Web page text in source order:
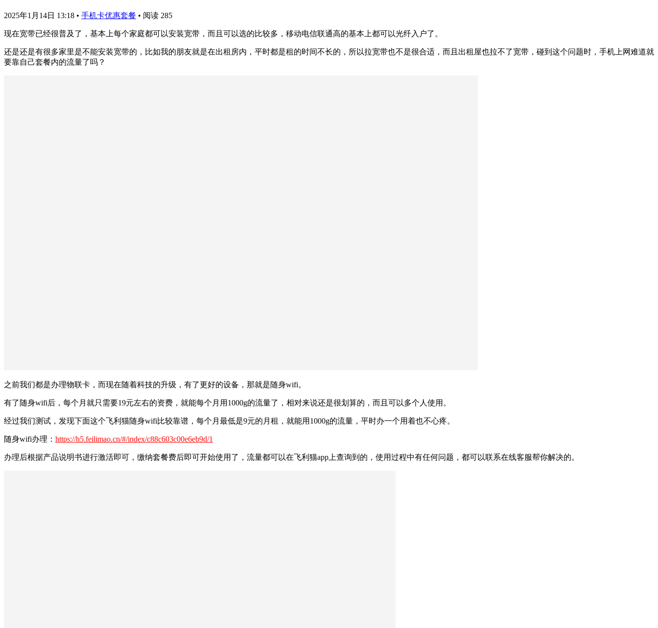
2025年1月14日 13:18 • 手机卡优惠套餐 • 阅读 285
现在宽带已经很普及了，基本上每个家庭都可以安装宽带，而且可以选的比较多，移动电信联通高的基本上都可以光纤入户了。
还是还是有很多家里是不能安装宽带的，比如我的朋友就是在出租房内，平时都是租的时间不长的，所以拉宽带也不是很合适，而且出租屋也拉不了宽带，碰到这个问题时，手机上网难道就
要靠自己套餐内的流量了吗？
之前我们都是办理物联卡，而现在随着科技的升级，有了更好的设备，那就是随身wifi。
有了随身wifi后，每个月就只需要19元左右的资费，就能每个月用1000g的流量了，相对来说还是很划算的，而且可以多个人使用。
经过我们测试，发现下面这个飞利猫随身wifi比较靠谱，每个月最低是9元的月租，就能用1000g的流量，平时办一个用着也不心疼。
随身wifi办理： https://h5.feilimao.cn/#/index/c88c603c00e6eb9d/1
办理后根据产品说明书进行激活即可，缴纳套餐费后即可开始使用了，流量都可以在飞利猫app上查询到的，使用过程中有任何问题，都可以联系在线客服帮你解决的。